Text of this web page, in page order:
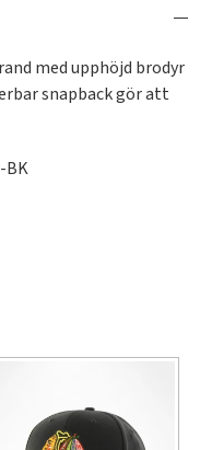
med upphöjd brodyr
snapback gör att
BK